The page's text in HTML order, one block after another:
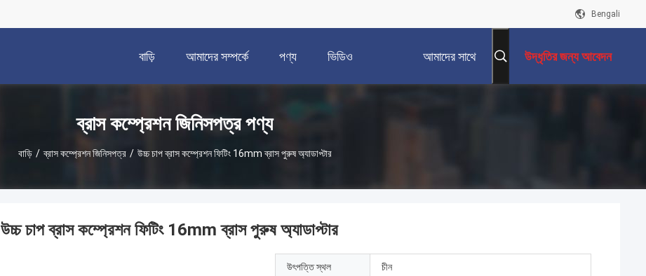
Bengali
বাড়ি আমাদের সম্পর্কে পণ্য ভিডিও আমাদের সাথে উদ্ধৃতির জন্য আবেদন
ব্রাস কম্প্রেশন জিনিসপত্র পণ্য
বাড়ি / ব্রাস কম্প্রেশন জিনিসপত্র / উচ্চ চাপ ব্রাস কম্প্রেশন ফিটিং 16mm ব্রাস পুরুষ অ্যাডাপ্টার
উচ্চ চাপ ব্রাস কম্প্রেশন ফিটিং 16mm ব্রাস পুরুষ অ্যাডাপ্টার
উৎপত্তি স্থল চীন